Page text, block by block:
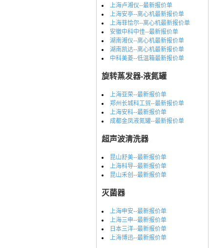
上海卢湘仪--最新报价单
上海安亭--离心机最新报价单
上海菲恰尔--离心机最新报价单
安徽中科中佳--最新报价单
湖南湘仪--离心机最新报价单
湖南凯达--离心机最新报价单
中科美菱--低温箱最新报价单
旋转蒸发器-液氮罐
上海亚荣--最新报价单
郑州长城科工贸--最新报价单
上海安科--最新报价单
成都金凤液氮罐--最新报价单
超声波清洗器
昆山舒美--最新报价单
上海科导--最新报价单
昆山禾创--最新报价单
灭菌器
上海申安--最新报价单
上海三申--最新报价单
日本三洋--最新报价单
上海博迅--最新报价单